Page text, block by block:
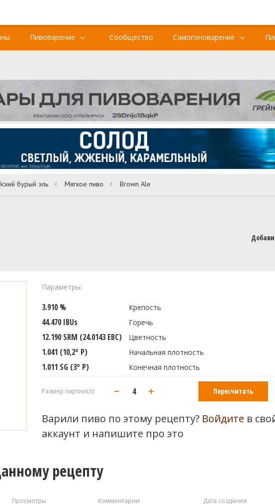
Пивоварение Сообщество Самогоноварение
бурый эль Мягкое пиво Brown Ale
Параметры:
3.910 % Крепость
44.470 IBUs Горечь
12.190 SRM (24.0143 EBC) Цветность
1.041 (10,2° P) Начальная плотность
1.011 SG (3° P) Конечная плотность
Размер партии(л): Пересчитать
Варили пиво по этому рецепту? Войдите в
аккаунт и напишите про это
рецепту
Просмотры Комментарии Дата создания